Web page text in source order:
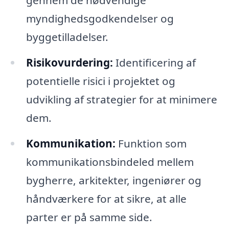
myndighedsgodkendelser og
byggetilladelser.
Risikovurdering: Identificering af
potentielle risici i projektet og
udvikling af strategier for at minimere
dem.
Kommunikation: Funktion som
kommunikationsbindeled mellem
bygherre, arkitekter, ingeniører og
håndværkere for at sikre, at alle
parter er på samme side.